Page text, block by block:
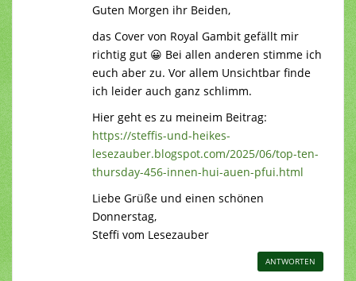
Guten Morgen ihr Beiden,
das Cover von Royal Gambit gefällt mir
richtig gut 😀 Bei allen anderen stimme ich
euch aber zu. Vor allem Unsichtbar finde
ich leider auch ganz schlimm.
Hier geht es zu meineim Beitrag:
https://steffis-und-heikes-
lesezauber.blogspot.com/2025/06/top-ten-
thursday-456-innen-hui-auen-pfui.html
Liebe Grüße und einen schönen
Donnerstag,
Steffi vom Lesezauber
ANTWORTEN